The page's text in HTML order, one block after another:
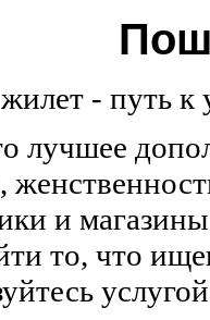
- путь к
лучшее
и
то, что